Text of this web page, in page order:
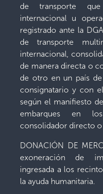
de transporte
internacional u
registrado ante la
de transporte
internacional,
de manera directa o
de otro en un país
consignatario y con
según el manifiesto
embarques en
consolidador directo
DONACIÓN DE
exoneración de
ingresada a los
la ayuda humanitaria.